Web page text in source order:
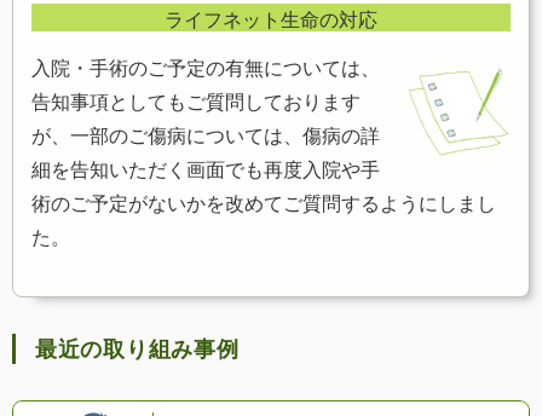
ライフネット生命の対応
入院・手術のご予定の有無については、
告知事項としてもご質問しております
が、一部のご傷病については、傷病の詳
細を告知いただく画面でも再度入院や手
術のご予定がないかを改めてご質問するようにしまし
た。
最近の取り組み事例